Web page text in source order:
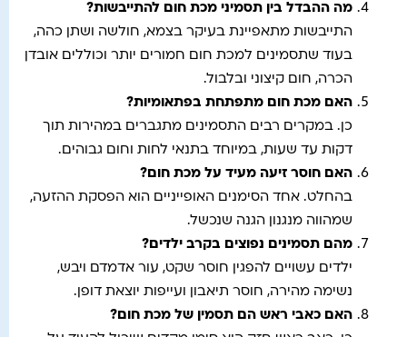
מה ההבדל בין תסמיני מכת חום להתייבשות?
התייבשות מתאפיינת בעיקר בצמא, חולשה ושתן כהה,
בעוד שתסמינים למכת חום חמורים יותר וכוללים אובדן
הכרה, חום קיצוני ובלבול.
האם מכת חום מתפתחת בפתאומיות?
כן. במקרים רבים התסמינים מתגברים במהירות תוך
דקות עד שעות, במיוחד בתנאי לחות וחום גבוהים.
האם חוסר זיעה מעיד על מכת חום?
בהחלט. אחד הסימנים האופייניים הוא הפסקת ההזעה,
שמהווה מנגנון הגנה שנכשל.
מהם תסמינים נפוצים בקרב ילדים?
ילדים עשויים להפגין חוסר שקט, עור אדמדם ויבש,
נשימה מהירה, חוסר תיאבון ועייפות יוצאת דופן.
האם כאבי ראש הם תסמין של מכת חום?